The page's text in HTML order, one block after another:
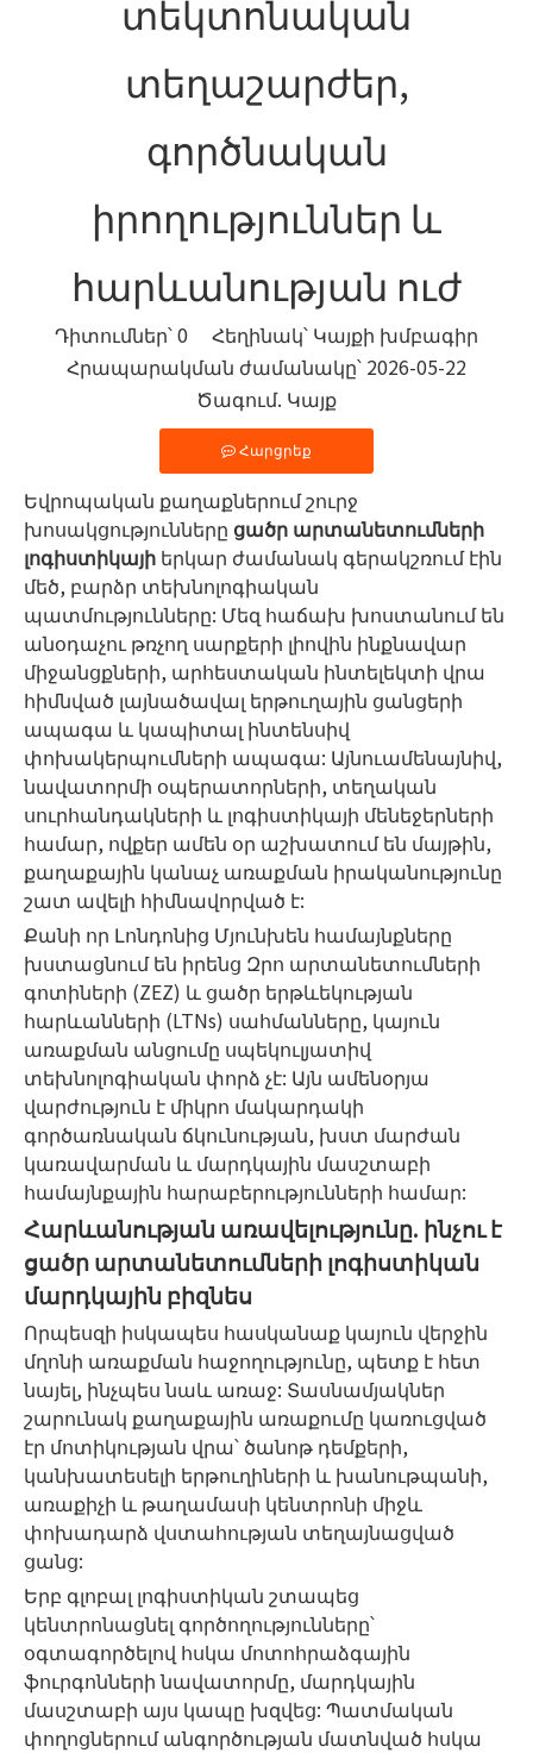
տեկտոնական
տեղաշարժեր,
գործնական
իրողություններ և
հարևանության ուժ
Դիտումներ՝0 Հեղինակ՝ Կայքի խմբագիր
Հրապարակման ժամանակը՝ 2026-05-22
Ծագում. Կայք
Հարցրեք
Եվրոպական քաղաքներում շուրջ
խոսակցությունները ցածր արտանետումների
լոգիստիկայի երկար ժամանակ գերակշռում էին
մեծ, բարձր տեխնոլոգիական
պատմությունները: Մեզ հաճախ խոստանում են
անօդաչու թռչող սարքերի լիովին ինքնավար
միջանցքների, արհեստական ​​ինտելեկտի վրա
հիմնված լայնածավալ երթուղային ցանցերի
ապագա և կապիտալ ինտենսիվ
փոխակերպումների ապագա: Այնուամենայնիվ,
նավատորմի օպերատորների, տեղական
սուրհանդակների և լոգիստիկայի մենեջերների
համար, ովքեր ամեն օր աշխատում են մայթին,
քաղաքային կանաչ առաքման իրականությունը
շատ ավելի հիմնավորված է:
Քանի որ Լոնդոնից Մյունխեն համայնքները
խստացնում են իրենց Զրո արտանետումների
գոտիների (ZEZ) և ցածր երթևեկության
հարևանների (LTNs) սահմանները, կայուն
առաքման անցումը սպեկուլյատիվ
տեխնոլոգիական փորձ չէ: Այն ամենօրյա
վարժություն է միկրո մակարդակի
գործառնական ճկունության, խստ մարժան
կառավարման և մարդկային մասշտաբի
համայնքային հարաբերությունների համար:
Հարևանության առավելությունը. ինչու է
ցածր արտանետումների լոգիստիկան
մարդկային բիզնես
Որպեսզի իսկապես հասկանաք կայուն վերջին
մղոնի առաքման հաջողությունը, պետք է հետ
նայել, ինչպես նաև առաջ: Տասնամյակներ
շարունակ քաղաքային առաքումը կառուցված
էր մոտիկության վրա՝ ծանոթ դեմքերի,
կանխատեսելի երթուղիների և խանութպանի,
առաքիչի և թաղամասի կենտրոնի միջև
փոխադարձ վստահության տեղայնացված
ցանց:
Երբ գլոբալ լոգիստիկան շտապեց
կենտրոնացնել գործողությունները՝
օգտագործելով հսկա մոտոհրաձգային
ֆուրգոնների նավատորմը, մարդկային
մասշտաբի այս կապը խզվեց: Պատմական
փողոցներում անգործության մատնված հսկա